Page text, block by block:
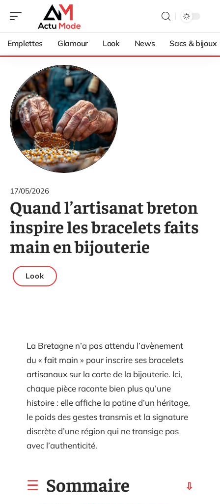
Emplettes Glamour Look News Sacs & bijoux
17/05/2026
Quand l’artisanat breton
inspire les bracelets faits
main en bijouterie
Look
La Bretagne n’a pas attendu l’avènement
du « fait main » pour inscrire ses bracelets
artisanaux sur la carte de la bijouterie. Ici,
chaque pièce raconte bien plus qu’une
histoire : elle affiche la patine d’un héritage,
le poids des gestes transmis et la signature
discrète d’une région qui ne transige pas
avec l’authenticité.
Sommaire